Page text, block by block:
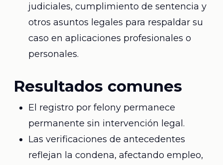
judiciales, cumplimiento de sentencia y
otros asuntos legales para respaldar su
caso en aplicaciones profesionales o
personales.
Resultados comunes
El registro por felony permanece
permanente sin intervención legal.
Las verificaciones de antecedentes
reflejan la condena, afectando empleo,